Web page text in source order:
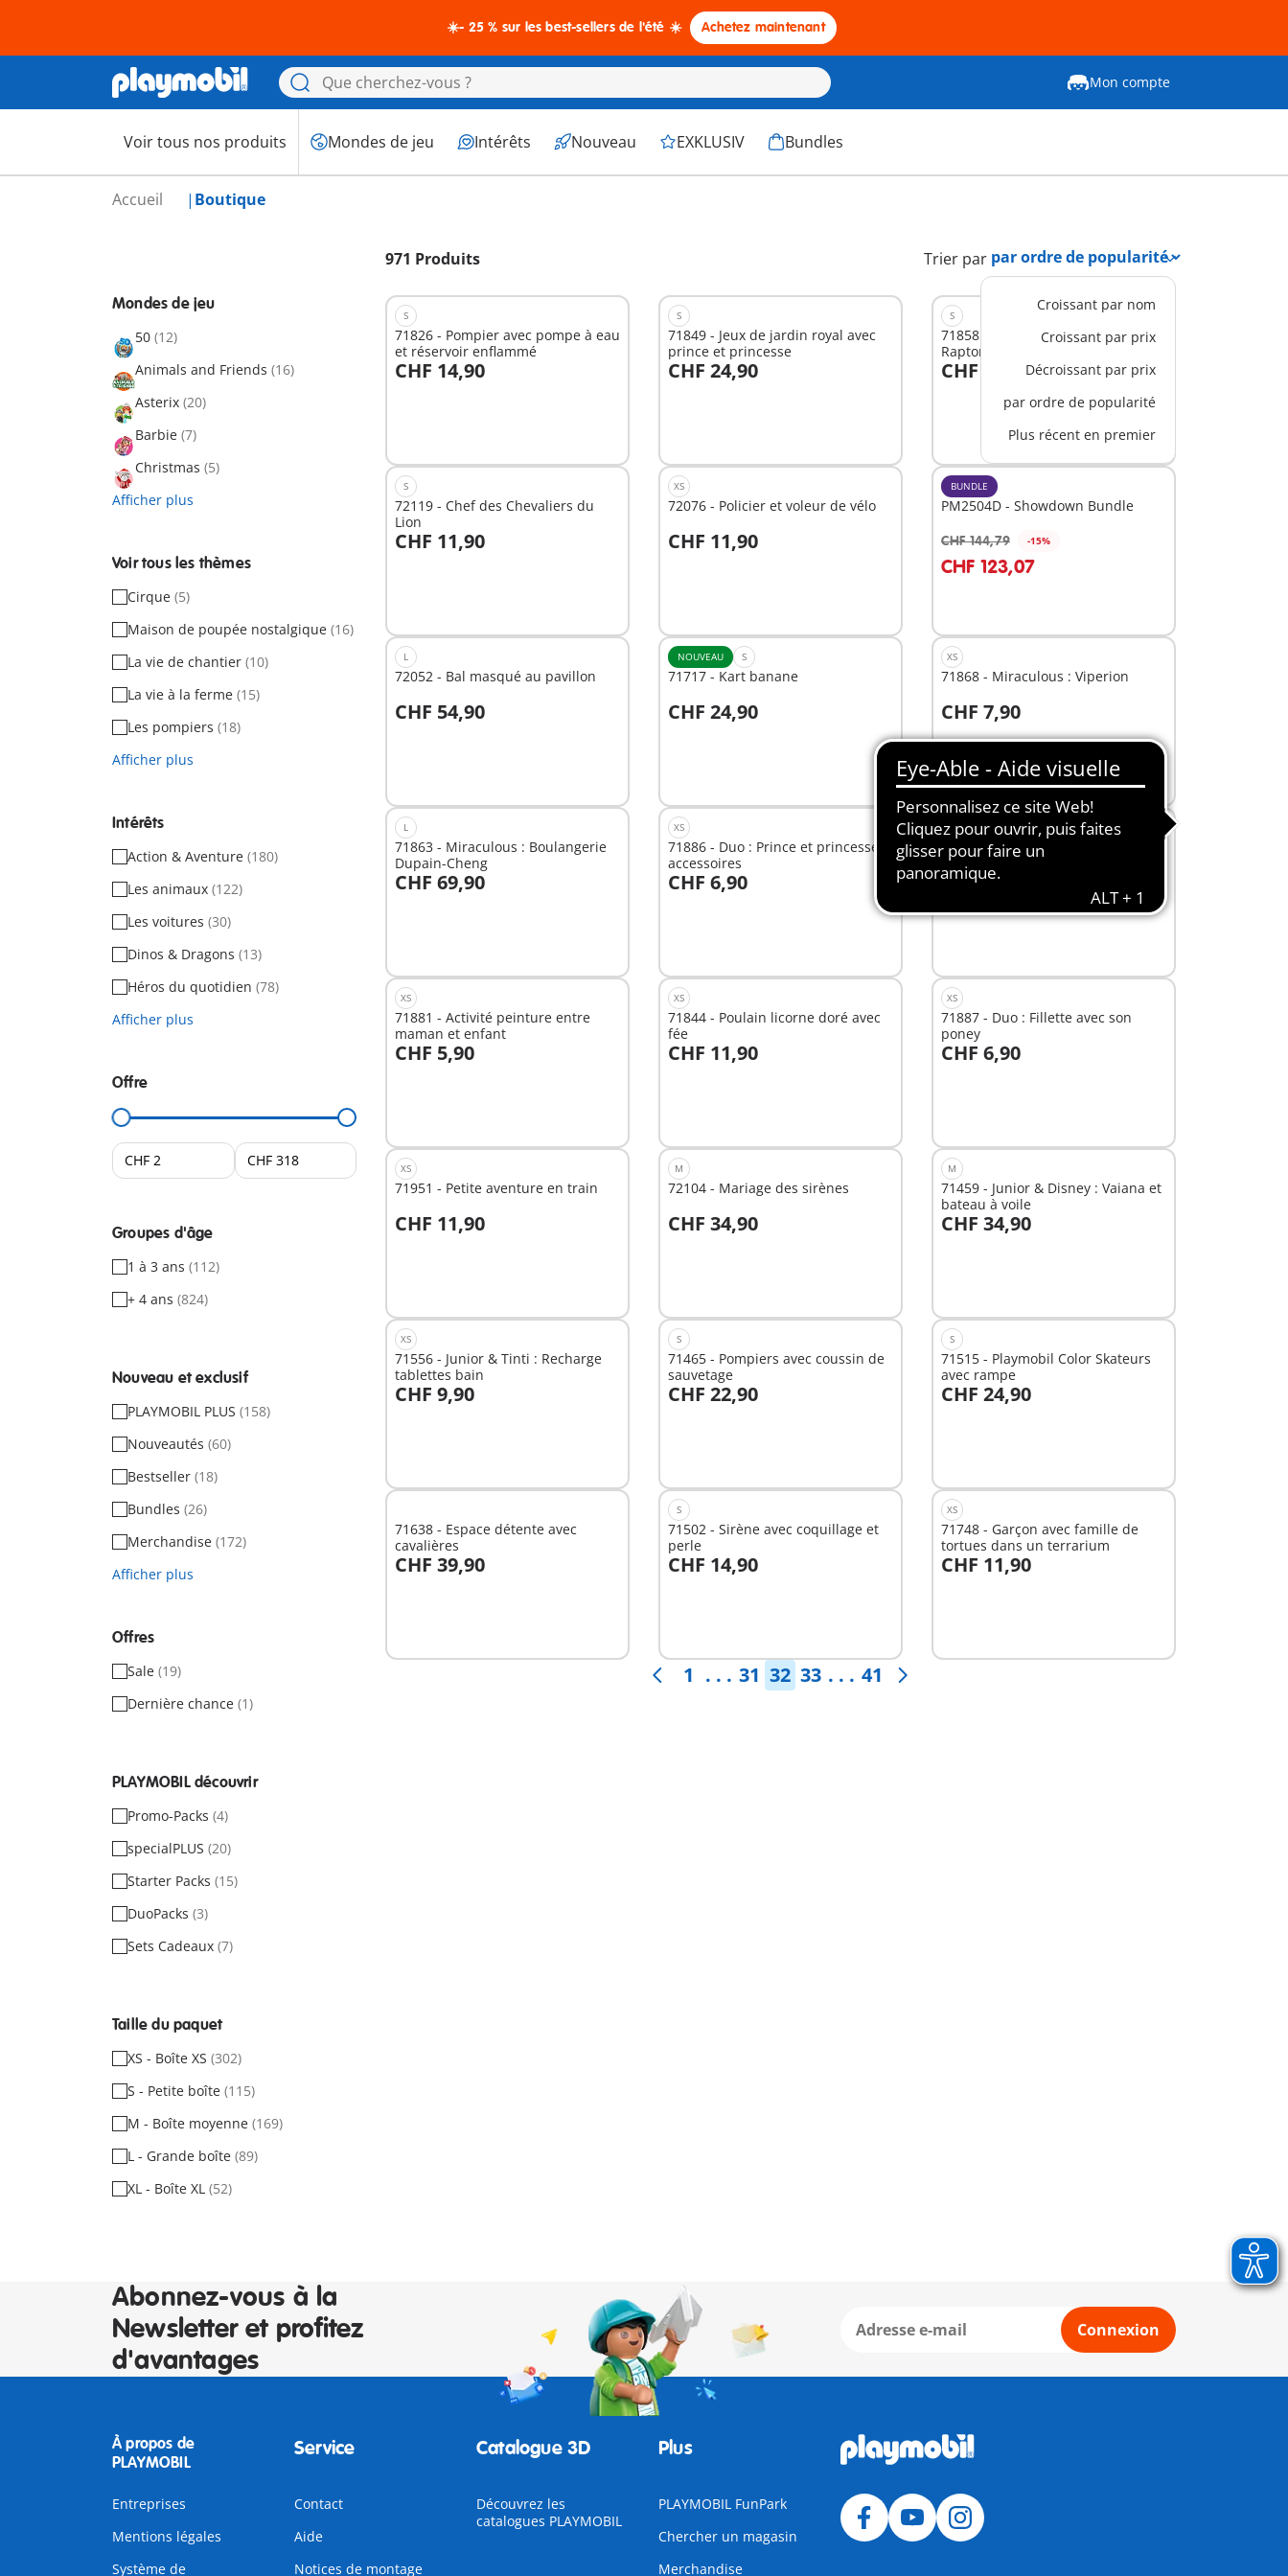
☀️- 25 % sur les best-sellers de l'été ☀️ Achetez maintenant
Mon compte
Voir tous nos produits Mondes de jeu Intérêts Nouveau EXKLUSIV Bundles
Accueil Boutique
971 Produits Trier par
Croissant par nom
Croissant par prix
Décroissant par prix
par ordre de popularité
Plus récent en premier
Mondes de jeu
50 (12)
Animals and Friends (16)
Asterix (20)
Barbie (7)
Christmas (5)
Afficher plus
Voir tous les thèmes
Cirque (5)
Maison de poupée nostalgique (16)
La vie de chantier (10)
La vie à la ferme (15)
Les pompiers (18)
Afficher plus
Intérêts
Action & Aventure (180)
Les animaux (122)
Les voitures (30)
Dinos & Dragons (13)
Héros du quotidien (78)
Afficher plus
Offre
Groupes d'âge
1 à 3 ans (112)
+ 4 ans (824)
Nouveau et exclusif
PLAYMOBIL PLUS (158)
Nouveautés (60)
Bestseller (18)
Bundles (26)
Merchandise (172)
Afficher plus
Offres
Sale (19)
Dernière chance (1)
PLAYMOBIL découvrir
Promo-Packs (4)
specialPLUS (20)
Starter Packs (15)
DuoPacks (3)
Sets Cadeaux (7)
Taille du paquet
XS - Boîte XS (302)
S - Petite boîte (115)
M - Boîte moyenne (169)
L - Grande boîte (89)
XL - Boîte XL (52)
S
71826 - Pompier avec pompe à eau
et réservoir enflammé
CHF 14,90
Au panier
S
71849 - Jeux de jardin royal avec
prince et princesse
CHF 24,90
Au panier
S
71858 - PLAYMOBIL X Ford F-150
Raptor
CHF 19,99
Au panier
S
72119 - Chef des Chevaliers du
Lion
CHF 11,90
Au panier
XS
72076 - Policier et voleur de vélo
CHF 11,90
Au panier
BUNDLE
PM2504D - Showdown Bundle
CHF 144,79 -15%
CHF 123,07
L
72052 - Bal masqué au pavillon
CHF 54,90
Au panier
NOUVEAU S
71717 - Kart banane
CHF 24,90
Au panier
XS
71868 - Miraculous : Viperion
CHF 7,90
Au panier
L
71863 - Miraculous : Boulangerie
Dupain-Cheng
CHF 69,90
Au panier
XS
71886 - Duo : Prince et princesse &
accessoires
CHF 6,90
Au panier
XS
71879 - Fête des morts mexicaine
CHF 5,90
XS
71881 - Activité peinture entre
maman et enfant
CHF 5,90
Au panier
XS
71844 - Poulain licorne doré avec
fée
CHF 11,90
Au panier
XS
71887 - Duo : Fillette avec son
poney
CHF 6,90
Au panier
XS
71951 - Petite aventure en train
CHF 11,90
Au panier
M
72104 - Mariage des sirènes
CHF 34,90
Au panier
M
71459 - Junior & Disney : Vaiana et
bateau à voile
CHF 34,90
Au panier
XS
71556 - Junior & Tinti : Recharge
tablettes bain
CHF 9,90
Au panier
S
71465 - Pompiers avec coussin de
sauvetage
CHF 22,90
Au panier
S
71515 - Playmobil Color Skateurs
avec rampe
CHF 24,90
Au panier
71638 - Espace détente avec
cavalières
CHF 39,90
Au panier
S
71502 - Sirène avec coquillage et
perle
CHF 14,90
Au panier
XS
71748 - Garçon avec famille de
tortues dans un terrarium
CHF 11,90
Au panier
1 . . . 31 32 33 . . . 41
Abonnez-vous à la
Newsletter et profitez
d'avantages
Connexion
À propos de
PLAYMOBIL
Entreprises
Mentions légales
Système de
Service
Contact
Aide
Notices de montage
Catalogue 3D
Découvrez les
catalogues PLAYMOBIL
Plus
PLAYMOBIL FunPark
Chercher un magasin
Merchandise